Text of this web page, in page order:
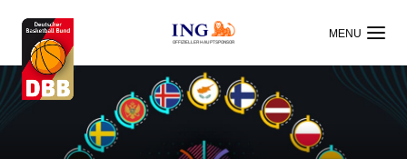
OFFIZIELLER HAUPTSPONSOR